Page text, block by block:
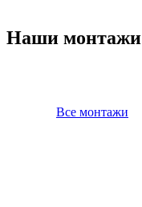
Наши монтажи
Все монтажи